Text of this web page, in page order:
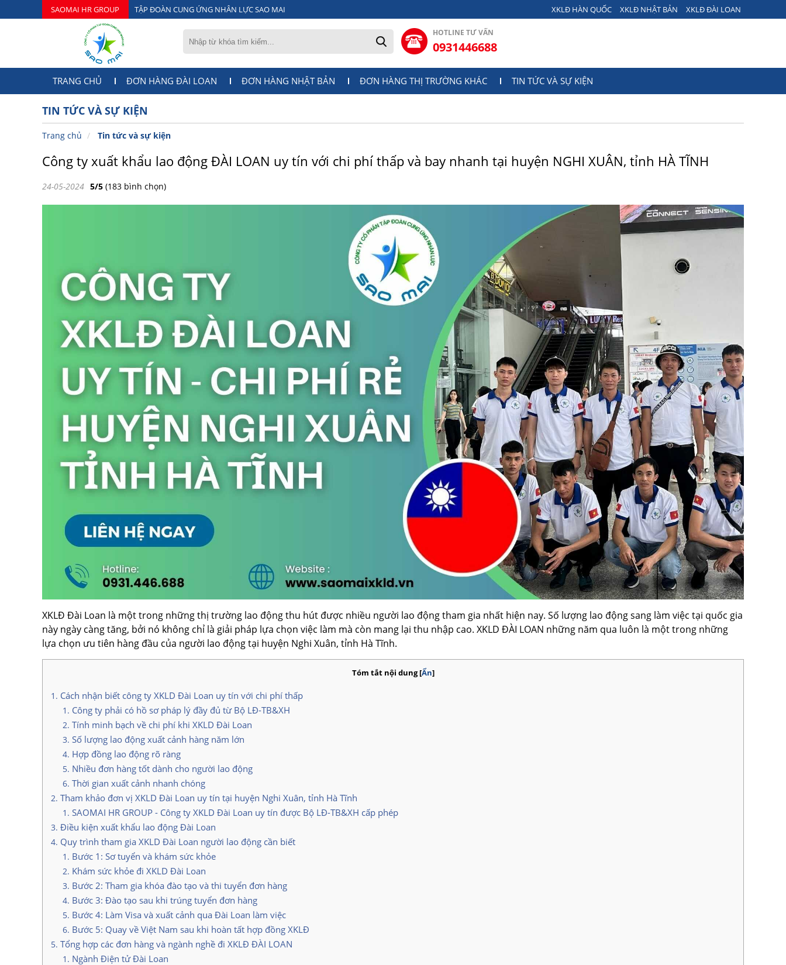
SAOMAI HR GROUP TẬP ĐOÀN CUNG ỨNG NHÂN LỰC SAO MAI XKLĐ HÀN QUỐC XKLĐ NHẬT BẢN XKLĐ ĐÀI LOAN
HOTLINE TƯ VẤN
0931446688
TRANG CHỦ ĐƠN HÀNG ĐÀI LOAN ĐƠN HÀNG NHẬT BẢN ĐƠN HÀNG THỊ TRƯỜNG KHÁC TIN TỨC VÀ SỰ KIỆN
TIN TỨC VÀ SỰ KIỆN
Trang chủ Tin tức và sự kiện
Công ty xuất khẩu lao động ĐÀI LOAN uy tín với chi phí thấp và bay nhanh tại huyện NGHI XUÂN, tỉnh HÀ TĨNH
24-05-2024 5/5 (183 bình chọn)
XKLĐ Đài Loan là một trong những thị trường lao động thu hút được nhiều người lao động tham gia nhất hiện nay. Số lượng lao động sang làm việc tại quốc gia
này ngày càng tăng, bởi nó không chỉ là giải pháp lựa chọn việc làm mà còn mang lại thu nhập cao. XKLD ĐÀI LOAN những năm qua luôn là một trong những
lựa chọn ưu tiên hàng đầu của người lao động tại huyện Nghi Xuân, tỉnh Hà Tĩnh.
Tóm tắt nội dung[Ẩn]
Cách nhận biết công ty XKLD Đài Loan uy tín với chi phí thấp
Công ty phải có hồ sơ pháp lý đầy đủ từ Bộ LĐ-TB&XH
Tính minh bạch về chi phí khi XKLD Đài Loan
Số lượng lao động xuất cảnh hàng năm lớn
Hợp đồng lao động rõ ràng
Nhiều đơn hàng tốt dành cho người lao động
Thời gian xuất cảnh nhanh chóng
Tham khảo đơn vị XKLD Đài Loan uy tín tại huyện Nghi Xuân, tỉnh Hà Tĩnh
SAOMAI HR GROUP - Công ty XKLD Đài Loan uy tín được Bộ LĐ-TB&XH cấp phép
Điều kiện xuất khẩu lao động Đài Loan
Quy trình tham gia XKLD Đài Loan người lao động cần biết
Bước 1: Sơ tuyển và khám sức khỏe
Khám sức khỏe đi XKLD Đài Loan
Bước 2: Tham gia khóa đào tạo và thi tuyển đơn hàng
Bước 3: Đào tạo sau khi trúng tuyển đơn hàng
Bước 4: Làm Visa và xuất cảnh qua Đài Loan làm việc
Bước 5: Quay về Việt Nam sau khi hoàn tất hợp đồng XKLĐ
Tổng hợp các đơn hàng và ngành nghề đi XKLĐ ĐÀI LOAN
Ngành Điện tử Đài Loan